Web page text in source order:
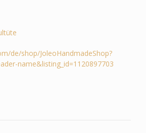
de/shop/JoleoHandmadeShop?
name&listing_id=1120897703